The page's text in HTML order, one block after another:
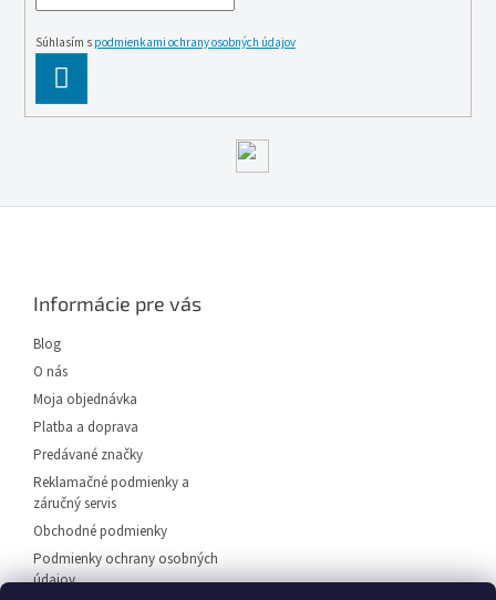
Súhlasím s podmienkami ochrany osobných údajov
SE
Informácie pre vás
Blog
O nás
Moja objednávka
Platba a doprava
Predávané značky
Reklamačné podmienky a
záručný servis
Obchodné podmienky
Podmienky ochrany osobných
údajov